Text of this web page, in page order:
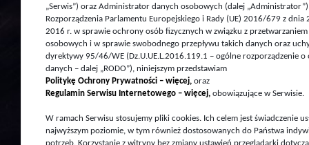
jest aktualnie oficjalnym dealerem marki
ZAPRASZAMY DO WSPÓŁPRACY!
Sobota 10.00-
„Serwis”) oraz Administrator danych osobowych (dalej
Rozporządzenia Parlamentu Europejskiego i Rady (UE) 2016/679 z dnia
2016 r. w sprawie ochrony osób fizycznych w związku z
osobowych i w sprawie swobodnego przepływu takich danych oraz
dyrektywy 95/46/WE (Dz.U.UE.L.2016.119.1 – ogólne rozporządzenie o
danych – dalej „RODO”), niniejszym przedstawiam
Politykę Ochrony Prywatności – więcej, oraz
Regulamin Serwisu Internetowego – więcej, obowiązujące w Serwisie.
W ramach Serwisu stosujemy pliki cookies. Ich celem jest świadczenie
najwyższym poziomie, w tym również dostosowanych do Państwa